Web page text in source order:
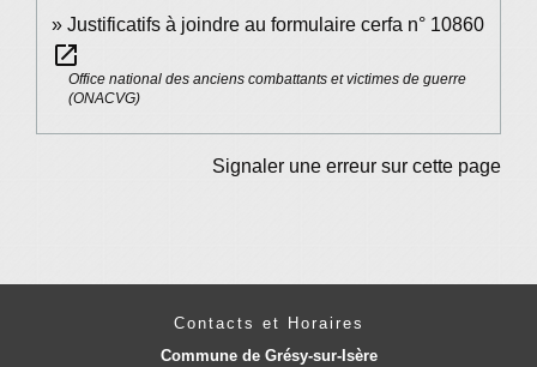
Justificatifs à joindre au formulaire cerfa n° 10860
open_in_new
Office national des anciens combattants et victimes de guerre
(ONACVG)
Signaler une erreur sur cette page
Contacts et Horaires
Commune de Grésy-sur-Isère